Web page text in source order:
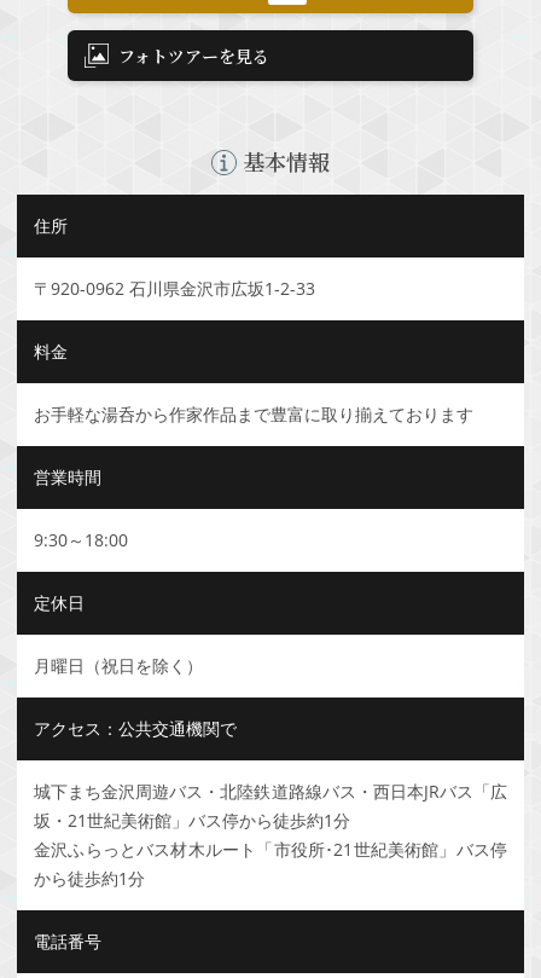
フォトツアーを見る
基本情報
住所
〒920-0962 石川県金沢市広坂1-2-33
料金
お手軽な湯呑から作家作品まで豊富に取り揃えております
営業時間
9:30～18:00
定休日
月曜日（祝日を除く）
アクセス：公共交通機関で
城下まち金沢周遊バス・北陸鉄道路線バス・西日本JRバス「広
坂・21世紀美術館」バス停から徒歩約1分
金沢ふらっとバス材木ルート「市役所･21世紀美術館」バス停
から徒歩約1分
電話番号